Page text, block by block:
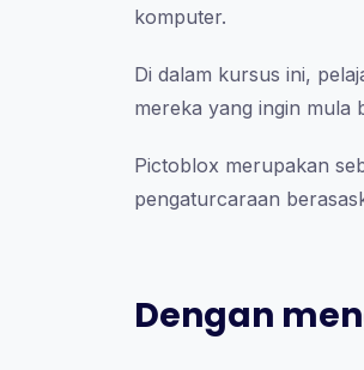
komputer.
Di dalam kursus ini,
mereka yang ingin mula
Pictoblox merupakan
pengaturcaraan
Dengan